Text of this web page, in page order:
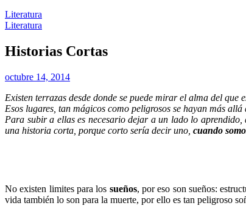
Literatura
Literatura
Historias Cortas
octubre 14, 2014
Existen terrazas desde donde se puede mirar el alma del que
Esos lugares, tan mágicos como peligrosos se hayan más
Para subir a ellas es necesario dejar a un lado lo
una historia corta, porque corto sería decir uno, cuando
No existen limites para los sueños, por eso son sueños:
vida también lo son para la muerte, por ello es tan peligroso